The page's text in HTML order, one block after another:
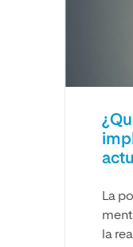
La
la